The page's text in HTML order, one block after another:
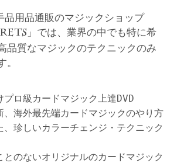
品用品通販のマジックショップ
」では、業界の中でも特に希
品質なマジックのテクニックのみ
プロ級カードマジック上達DVD
、海外最先端カードマジックのやり方
、珍しいカラーチェンジ・テクニック
とのないオリジナルのカードマジック